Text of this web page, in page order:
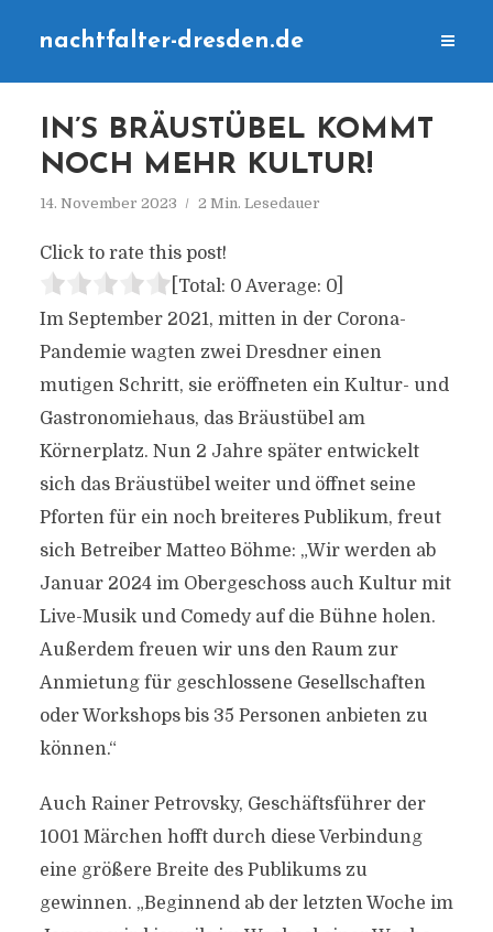
nachtfalter-dresden.de
IN’S BRÄUSTÜBEL KOMMT
NOCH MEHR KULTUR!
14. November 2023 2 Min. Lesedauer
Click to rate this post!
[Total: 0 Average: 0]
Im September 2021, mitten in der Corona-
Pandemie wagten zwei Dresdner einen
mutigen Schritt, sie eröffneten ein Kultur- und
Gastronomiehaus, das Bräustübel am
Körnerplatz. Nun 2 Jahre später entwickelt
sich das Bräustübel weiter und öffnet seine
Pforten für ein noch breiteres Publikum, freut
sich Betreiber Matteo Böhme: „Wir werden ab
Januar 2024 im Obergeschoss auch Kultur mit
Live-Musik und Comedy auf die Bühne holen.
Außerdem freuen wir uns den Raum zur
Anmietung für geschlossene Gesellschaften
oder Workshops bis 35 Personen anbieten zu
können.“
Auch Rainer Petrovsky, Geschäftsführer der
1001 Märchen hofft durch diese Verbindung
eine größere Breite des Publikums zu
gewinnen. „Beginnend ab der letzten Woche im